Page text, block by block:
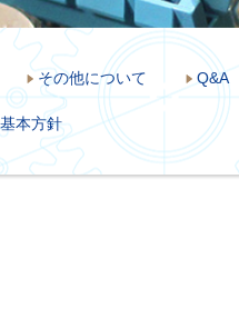
その他について Q&A
本方針